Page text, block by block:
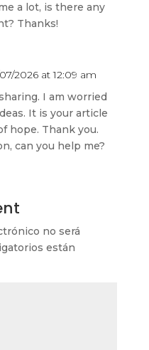
a lot, is there any
Thanks!
2026 at 12:09 am
I am worried
It is your article
hope. Thank you.
can you help me?
no será
están